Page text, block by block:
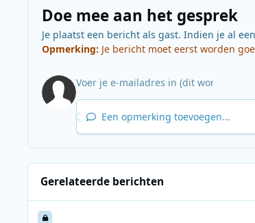
Doe mee aan het gesprek
Je plaatst een bericht als gast. Indien je al
Opmerking: Je bericht moet eerst worden
Een opmerking toevoegen...
Gerelateerde berichten